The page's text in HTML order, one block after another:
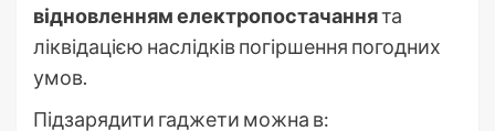
відновленням електропостачаннята
ліквідацією наслідків погіршення погодних
умов.
Підзарядити гаджети можна в: